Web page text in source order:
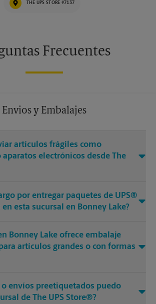
THE UPS STORE #7137
Frecuentes
Envios y Embalajes
artículos frágiles como
electrónicos desde The
por entregar paquetes de UPS®
esta sucursal en Bonney Lake?
Bonney Lake ofrece embalaje
artículos grandes o con formas
o envíos preetiquetados puedo
de The UPS Store®?